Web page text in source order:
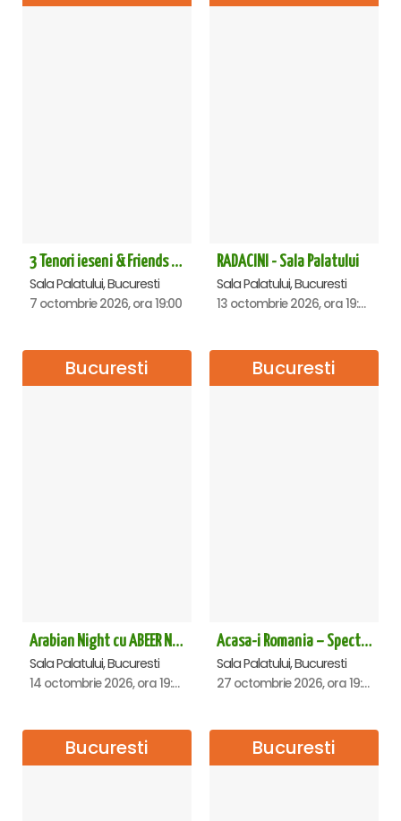
3 Tenori ieseni & Friends - Sala Palatului
Sala Palatului, Bucuresti
7 octombrie 2026, ora 19:00
RADACINI - Sala Palatului
Sala Palatului, Bucuresti
13 octombrie 2026, ora 19:00
Bucuresti
Arabian Night cu ABEER NEHME – Concert extraordinar la Sala Palatului
Sala Palatului, Bucuresti
14 octombrie 2026, ora 19:00
Bucuresti
Acasa-i Romania – Spectacol
Sala Palatului, Bucuresti
27 octombrie 2026, ora 19:00
Bucuresti Bucuresti